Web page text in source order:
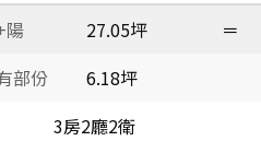
陽
27.05坪 ＝
部份
6.18坪
3房2廳2衛